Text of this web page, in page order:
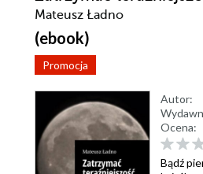
Mateusz Ładno
(ebook)
Promocja
Autor:
Ocena:
Bądź